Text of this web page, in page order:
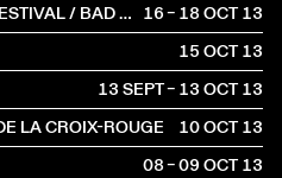
CARTE BLANCHE AU KILBI-FESTIVAL / BAD BONN 16 – 18 OCT2013
15 OCT2013
13 SEPT – 13 OCT2013
LA CROIX-ROUGE
10 OCT2013
08 – 09 OCT2013